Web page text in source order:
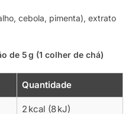
cebola, pimenta), extrato
de 5 g (1 colher de chá)
Quantidade
2 kcal (8 kJ)